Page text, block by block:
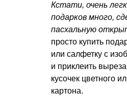
Кстати, очень
подарков много,
пасхальную
просто купить
или салфетку с
и приклеить
кусочек цветного
картона.